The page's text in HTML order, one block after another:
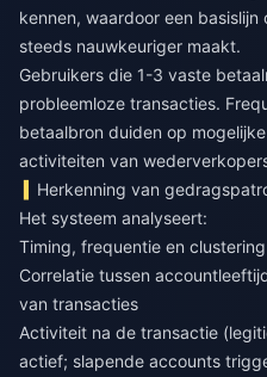
kennen, waardoor een
steeds nauwkeuriger maakt.
Gebruikers die 1-3 vaste
probleemloze transacties.
betaalbron duiden op
activiteiten van
Herkenning van
Het systeem analyseert:
Timing, frequentie en
Correlatie tussen
van transacties
Activiteit na de transactie
actief; slapende accounts